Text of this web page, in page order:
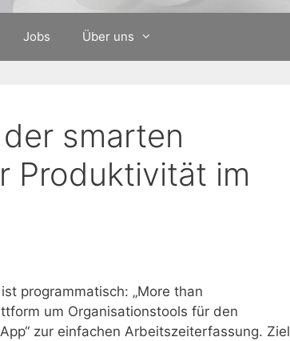
Jobs Über uns
smarten
Produktivität im
programmatisch: „More than
um Organisationstools für den
zur einfachen Arbeitszeiterfassung. Ziel